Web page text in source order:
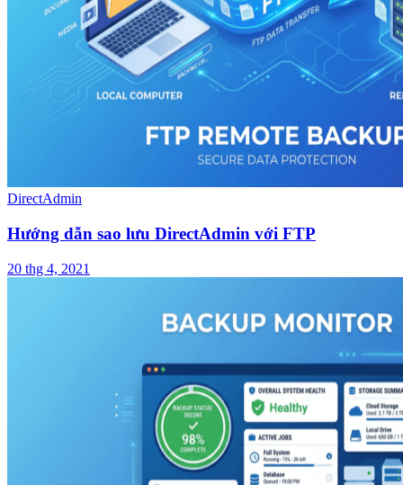
DirectAdmin
Hướng dẫn sao lưu DirectAdmin với FTP
20 thg 4, 2021